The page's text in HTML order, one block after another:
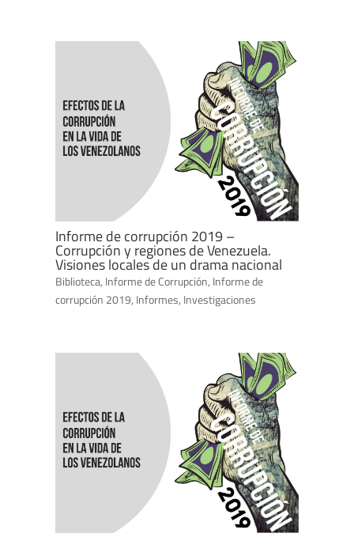
Informe de corrupción 2019 –
Corrupción y regiones de Venezuela.
Visiones locales de un drama nacional
Biblioteca, Informe de Corrupción, Informe de
corrupción 2019, Informes, Investigaciones